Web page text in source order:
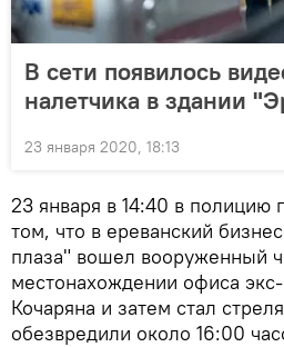
В сети появилось
налетчика в здании
23 января 2020, 18:13
23 января в 14:40 в полицию
том, что в ереванский
плаза" вошел вооруженный
местонахождении офиса
Кочаряна и затем стал
обезвредили около 16:00